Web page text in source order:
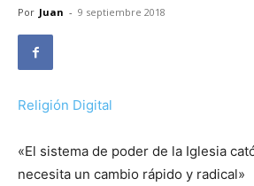
Por Juan - 9 septiembre 2018
Religión Digital
«El sistema de poder de la Iglesia
necesita un cambio rápido y radical»